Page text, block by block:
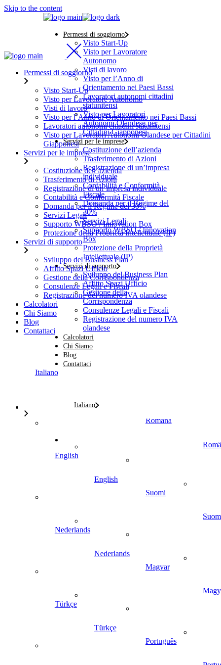
Skip to the content
Permessi di soggiorno
Visto Start-Up
Visto per Lavoratore
Autonomo
Visti di lavoro
Visto per l’Anno di
Orientamento nei Paesi Bassi
Lavoratori autonomi cittadini
statunitensi
Visto per Lavoratori
Autonomi Olandese per
Cittadini Giapponesi
Servizi per le imprese
Costituzione dell’azienda
Trasferimento di Azioni
Registrazione di un’impresa
individuale
Contabilità e Conformità
Fiscale
Domanda per il Regime del
30%
Servizi Legali
Supporto WBSO / Innovation
Box
Protezione della Proprietà
Intellettuale (IP)
Servizi di supporto
Sviluppo del Business Plan
Affitto Spazi Ufficio
Gestione della
Corrispondenza
Consulenze Legali e Fiscali
Registrazione del numero IVA
olandese
Calcolatori
Chi Siamo
Blog
Contattaci
Italiano
English
Nederlands
Türkçe
Permessi di soggiorno
Visto Start-Up
Visto per Lavoratore Autonomo
Visti di lavoro
Visto per l’Anno di Orientamento nei Paesi Bassi
Lavoratori autonomi cittadini statunitensi
Visto per Lavoratori Autonomi Olandese per Cittadini
Giapponesi
Servizi per le imprese
Costituzione dell’azienda
Trasferimento di Azioni
Registrazione di un’impresa individuale
Contabilità e Conformità Fiscale
Domanda per il Regime del 30%
Servizi Legali
Supporto WBSO / Innovation Box
Protezione della Proprietà Intellettuale (IP)
Servizi di supporto
Sviluppo del Business Plan
Affitto Spazi Ufficio
Gestione della Corrispondenza
Consulenze Legali e Fiscali
Registrazione del numero IVA olandese
Calcolatori
Chi Siamo
Blog
Contattaci
Italiano
English
Nederlands
Türkçe
Română
Suomi
Magyar
Português